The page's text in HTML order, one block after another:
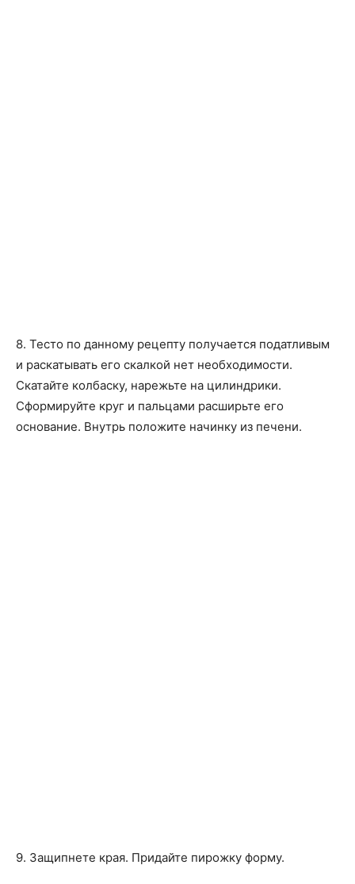
8. Тесто по данному рецепту получается податливым
и раскатывать его скалкой нет необходимости.
Скатайте колбаску, нарежьте на цилиндрики.
Сформируйте круг и пальцами расширьте его
основание. Внутрь положите начинку из печени.
9. Защипнете края. Придайте пирожку форму.